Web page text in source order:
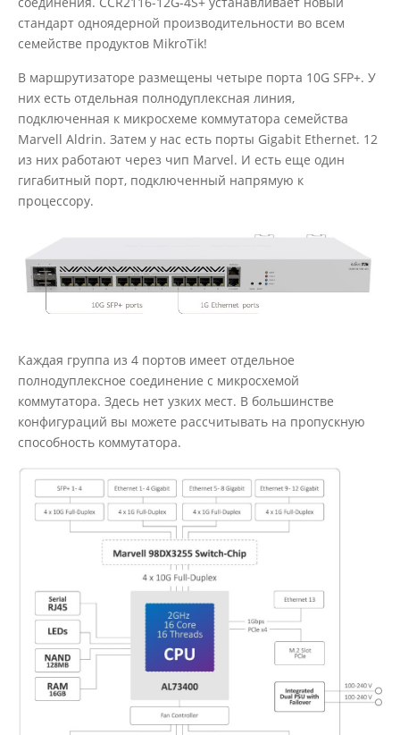
стандарт одноядерной производительности во всем
семействе продуктов MikroTik!
В маршрутизаторе размещены четыре порта 10G SFP+. У
них есть отдельная полнодуплексная линия,
подключенная к микросхеме коммутатора семейства
Marvell Aldrin. Затем у нас есть порты Gigabit Ethernet. 12
из них работают через чип Marvel. И есть еще один
гигабитный порт, подключенный напрямую к
процессору.
Каждая группа из 4 портов имеет отдельное
полнодуплексное соединение с микросхемой
коммутатора. Здесь нет узких мест. В большинстве
конфигураций вы можете рассчитывать на пропускную
способность коммутатора.